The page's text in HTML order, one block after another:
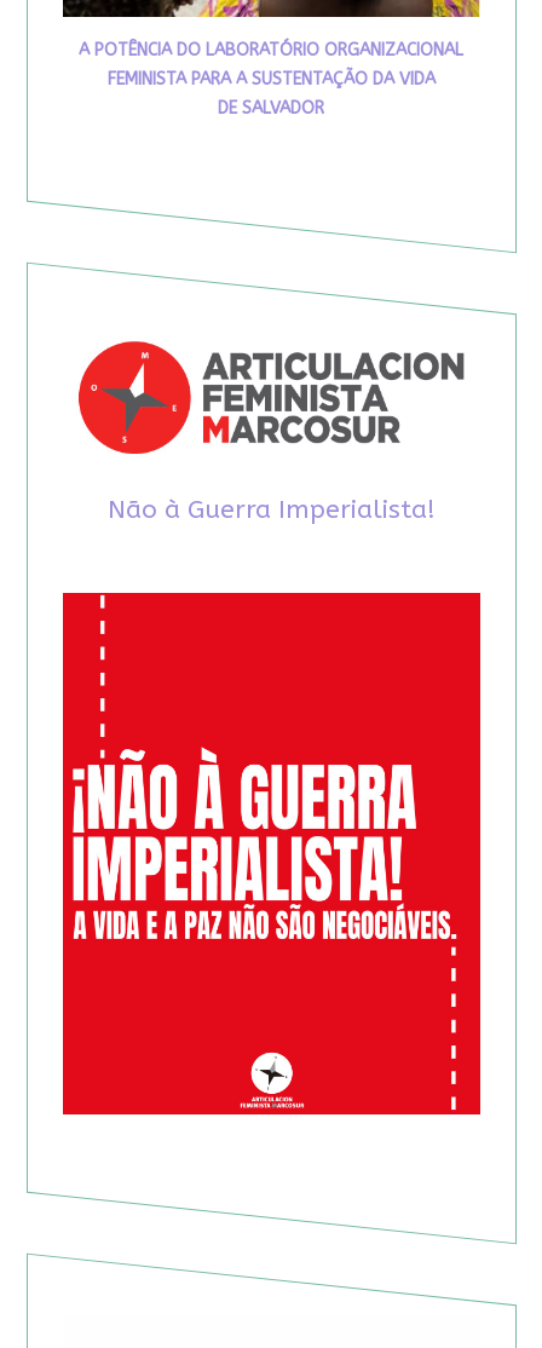
A POTÊNCIA DO LABORATÓRIO ORGANIZACIONAL
FEMINISTA PARA A SUSTENTAÇÃO DA VIDA
DE SALVADOR
Não à Guerra Imperialista!